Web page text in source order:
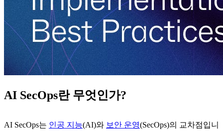
AI SecOps란 무엇인가?
AI SecOps는 인공 지능(AI)와 보안 운영(SecOps)의 교차점입니